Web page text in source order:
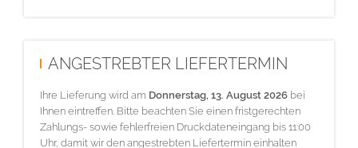
ANGESTREBTER LIEFERTERMIN
Ihre Lieferung wird am Donnerstag, 13. August 2026 bei
Ihnen eintreffen. Bitte beachten Sie einen fristgerechten
Zahlungs- sowie fehlerfreien Druckdateneingang bis 11:00
Uhr, damit wir den angestrebten Liefertermin einhalten